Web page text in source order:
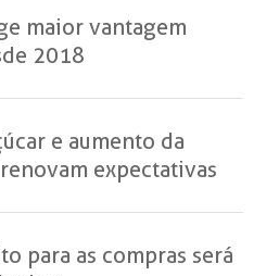
maior vantagem
2018
e aumento da
expectativas
para as compras será